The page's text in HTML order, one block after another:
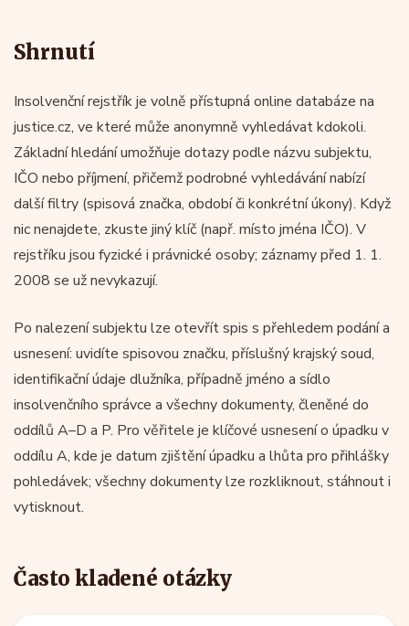
Shrnutí
Insolvenční rejstřík je volně přístupná online databáze na
justice.cz, ve které může anonymně vyhledávat kdokoli.
Základní hledání umožňuje dotazy podle názvu subjektu,
IČO nebo příjmení, přičemž podrobné vyhledávání nabízí
další filtry (spisová značka, období či konkrétní úkony). Když
nic nenajdete, zkuste jiný klíč (např. místo jména IČO). V
rejstříku jsou fyzické i právnické osoby; záznamy před 1. 1.
2008 se už nevykazují.
Po nalezení subjektu lze otevřít spis s přehledem podání a
usnesení: uvidíte spisovou značku, příslušný krajský soud,
identifikační údaje dlužníka, případně jméno a sídlo
insolvenčního správce a všechny dokumenty, členěné do
oddílů A–D a P. Pro věřitele je klíčové usnesení o úpadku v
oddílu A, kde je datum zjištění úpadku a lhůta pro přihlášky
pohledávek; všechny dokumenty lze rozkliknout, stáhnout i
vytisknout.
Často kladené otázky